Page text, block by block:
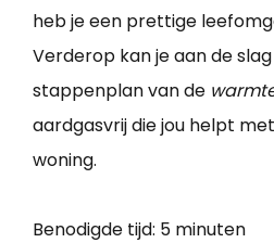
heb je een prettige
Verderop kan je aan de
stappenplan van de
aardgasvrij die jou helpt
woning.
Benodigde tijd: 5 minuten